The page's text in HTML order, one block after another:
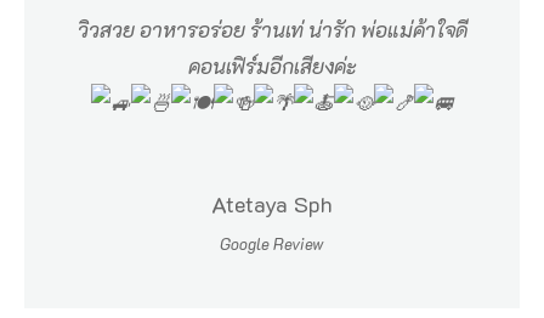
วิวสวย อาหารอร่อย ร้านเท่ น่ารัก พ่อแม่ค้าใจดี
คอนเฟิร์มอีกเสียงค่ะ
Atetaya Sph
Google Review